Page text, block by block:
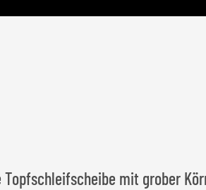
Topfschleifscheibe mit grober